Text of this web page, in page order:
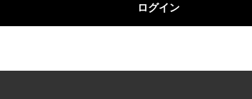
ログイン